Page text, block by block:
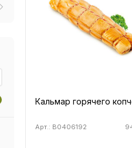
Кальмар горячего
Арт.: B0406192